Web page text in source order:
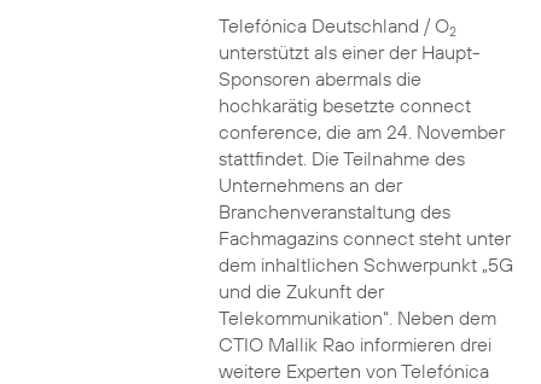
Telefónica Deutschland / O2
unterstützt als einer der Haupt-
Sponsoren abermals die
hochkarätig besetzte connect
conference, die am 24. November
stattfindet. Die Teilnahme des
Unternehmens an der
Branchenveranstaltung des
Fachmagazins connect steht unter
dem inhaltlichen Schwerpunkt „5G
und die Zukunft der
Telekommunikation“. Neben dem
CTIO Mallik Rao informieren drei
weitere Experten von Telefónica